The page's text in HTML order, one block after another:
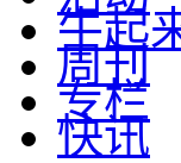
牛起
周刊
专栏
快讯